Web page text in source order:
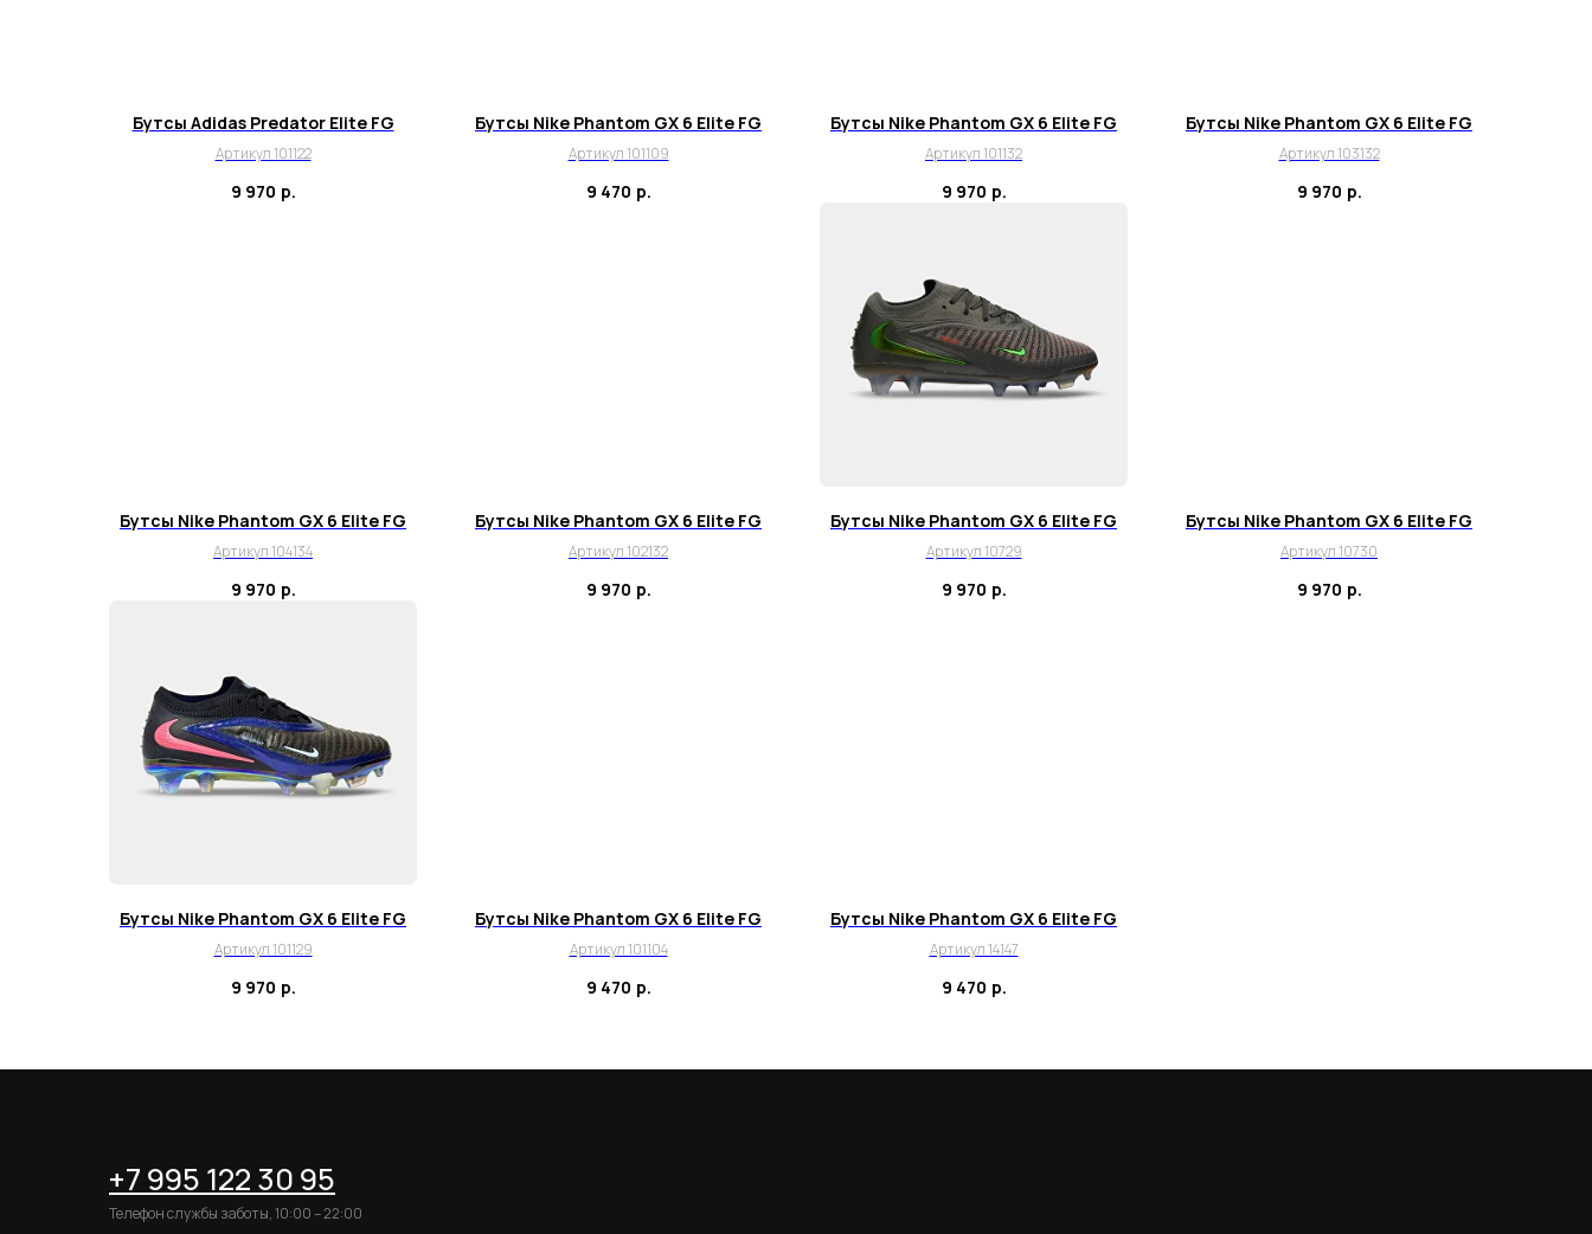
Бутсы Adidas Predator Elite FG
Артикул 101122
9 970 р.
Бутсы Nike Phantom GX 6 Elite FG
Артикул 101109
9 470 р.
Бутсы Nike Phantom GX 6 Elite FG
Артикул 101132
9 970 р.
Бутсы Nike Phantom GX 6 Elite FG
Артикул 103132
9 970 р.
Бутсы Nike Phantom GX 6 Elite FG
Артикул 104134
9 970 р.
Бутсы Nike Phantom GX 6 Elite FG
Артикул 102132
9 970 р.
Бутсы Nike Phantom GX 6 Elite FG
Артикул 10729
9 970 р.
Бутсы Nike Phantom GX 6 Elite FG
Артикул 10730
9 970 р.
Бутсы Nike Phantom GX 6 Elite FG
Артикул 101129
9 970 р.
Бутсы Nike Phantom GX 6 Elite FG
Артикул 101104
9 470 р.
Бутсы Nike Phantom GX 6 Elite FG
Артикул 14147
9 470 р.
+7 995 122 30 95
Телефон службы заботы, 10:00 – 22:00